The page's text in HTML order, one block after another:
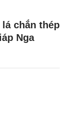
chắn thép
Nga